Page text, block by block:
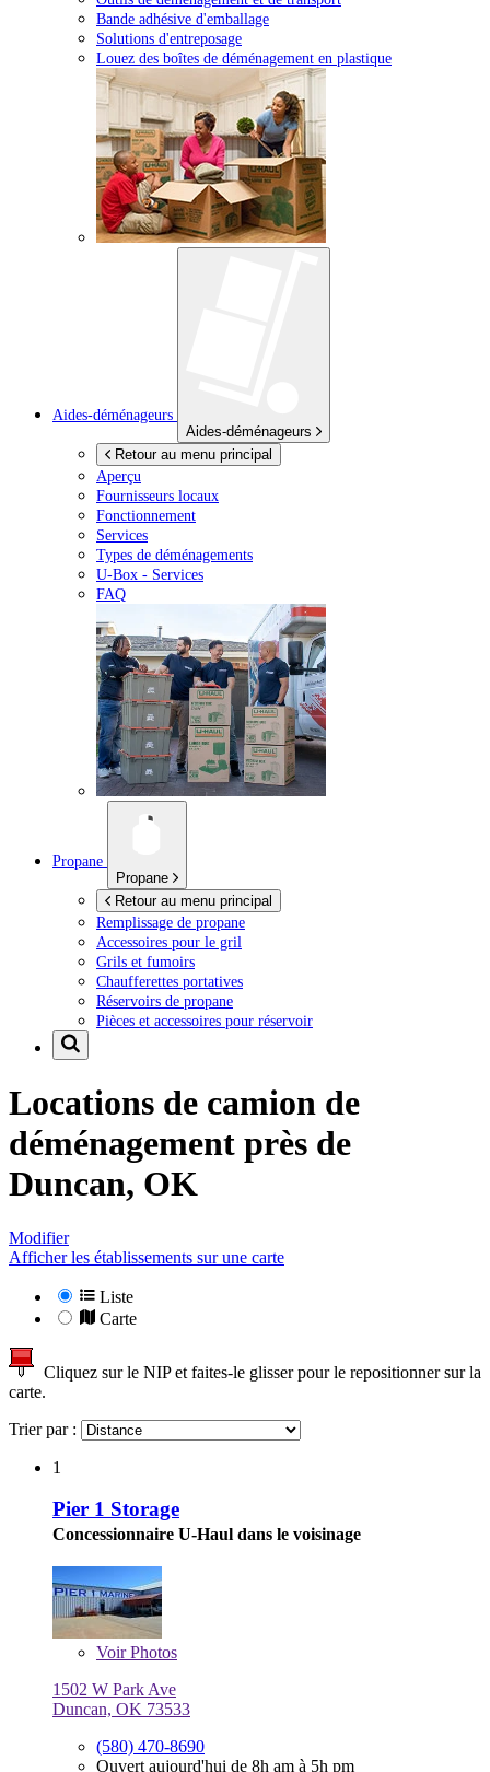
Bande adhésive d'emballage
Solutions d'entreposage
Louez des boîtes de déménagement en plastique
Aides-déménageurs
Aides-déménageurs
Retour au menu principal
Aperçu
Fournisseurs locaux
Fonctionnement
Services
Types de déménagements
U-Box - Services
FAQ
Propane
Propane
Retour au menu principal
Remplissage de propane
Accessoires pour le gril
Grils et fumoirs
Chaufferettes portatives
Réservoirs de propane
Pièces et accessoires pour réservoir
Locations de camion de
déménagement près de
Duncan, OK
Modifier
Afficher les établissements sur une carte
Liste
Carte
Cliquez sur le NIP et faites-le glisser pour le repositionner sur la
carte.
Trier par :
1
Pier 1 Storage
Concessionnaire U-Haul dans le voisinage
VoirPhotos
1502 W Park Ave
Duncan, OK 73533
(580) 470-8690
Ouvert aujourd'hui de 8h am à 5h pm